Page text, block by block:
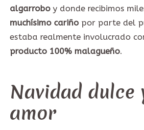
algarrobo y donde recibimos
muchísimo cariño por parte del
estaba realmente involucrado
producto 100% malagueño.
Navidad dulce
amor